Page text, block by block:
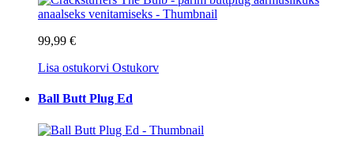
99,99 €
Lisa ostukorvi Ostukorv
Ball Butt Plug Ed